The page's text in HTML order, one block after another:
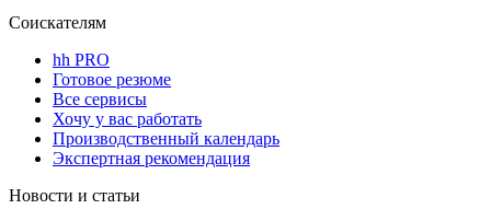
Соискателям
hh PRO
Готовое резюме
Все сервисы
Хочу у вас работать
Производственный календарь
Экспертная рекомендация
Новости и статьи